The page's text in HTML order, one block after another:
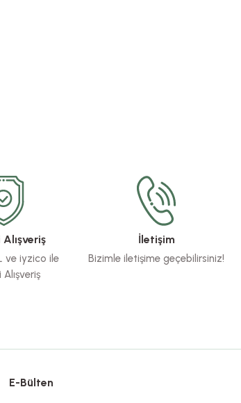
ve iyzico ile
İletişim
Bizimle iletişime geçebilirsiniz!
E-Bülten